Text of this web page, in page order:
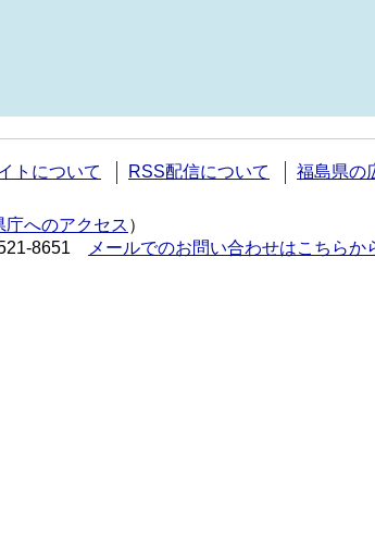
トについて RSS配信について 福島県の
庁へのアクセス ）
8651 メールでのお問い合わせはこちらか